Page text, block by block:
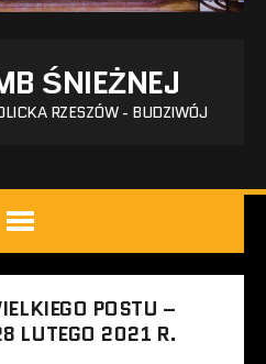
ŚNIEŻNEJ
RZESZÓW - BUDZIWÓJ
POSTU –
LUTEGO 2021 R.